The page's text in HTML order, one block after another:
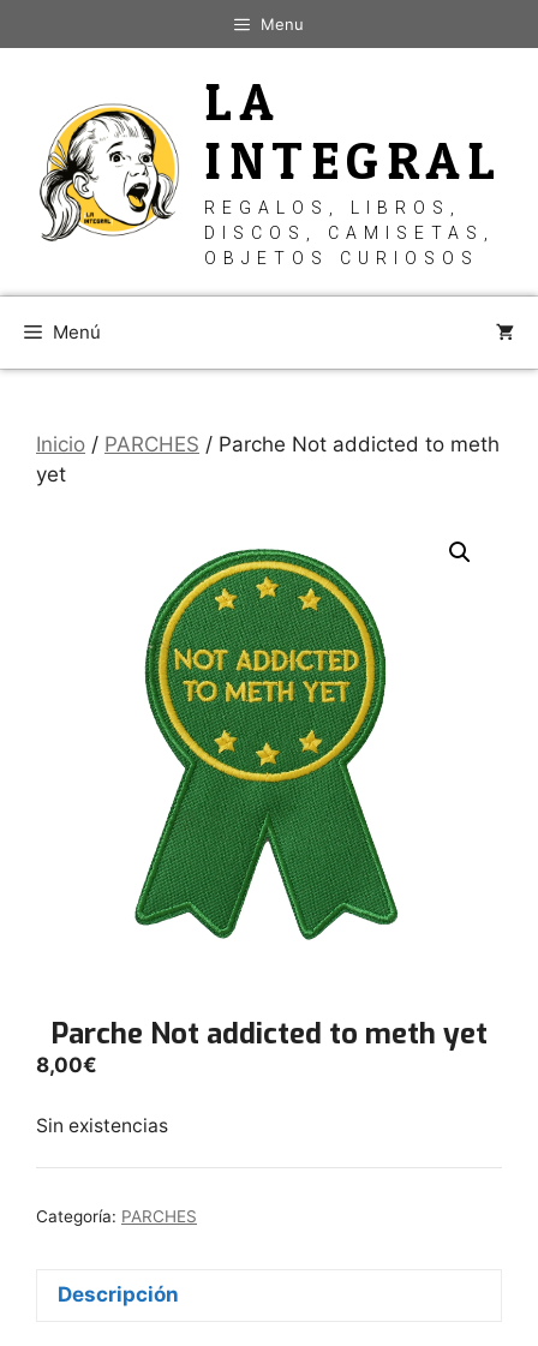
al
Menu
LA
INTEGRAL
REGALOS, LIBROS,
DISCOS, CAMISETAS,
OBJETOS CURIOSOS
Menú
Inicio / PARCHES / Parche Not addicted to meth
yet
Parche Not addicted to meth yet
8,00€
Sin existencias
Categoría: PARCHES
Descripción